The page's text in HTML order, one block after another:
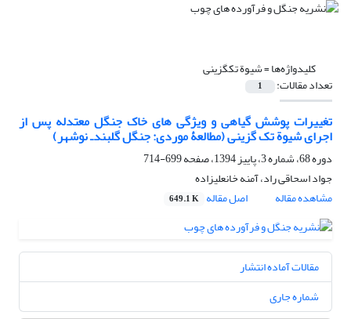
کلیدواژه‌ها =شیوة تک‏گزینی
تعداد مقالات: 1
تغییرات پوشش گیاهی و ویژگی‏ های خاک جنگل معتدله پس از
اجرای شیوة تک‏ گزینی (مطالعۀ موردی: جنگل گلبندـ نوشهر)
دوره 68، شماره 3، پاییز 1394، صفحه
699-714
جواد اسحاقی راد، آمنه خانعلیزاده
مشاهده مقاله
اصل مقاله 649.1 K
مقالات آماده انتشار
شماره جاری